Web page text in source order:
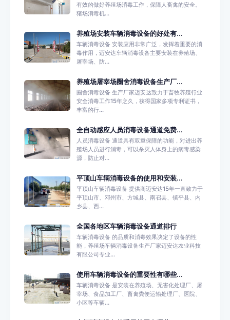
有效的做好养殖场消毒工作，保障人畜禽的安全。
猪场消毒机...
养殖场安装车辆消毒设备的好处有...
车辆消毒设备 安装应用非常广泛，发挥着重要的消
毒作用，迈安达车辆消毒设备主要安装在养殖场、
屠宰场、防...
养殖场屠宰场圈舍消毒设备生产厂...
圈舍消毒设备 生产厂家迈安达致力于畜牧养殖行业
安全消毒工作15年之久，获得国家多项专利证书，
丰富的行...
全自动感应人员消毒设备通道免费...
人员消毒设备 通道具有双重保障的功能，对进出养
殖场人员进行消毒，可以杀灭人体身上的病毒感染
源，防止对...
平顶山车辆消毒设备的使用和安装...
平顶山车辆消毒设备 提供商迈安达15年一直致力于
平顶山市、邓州市、方城县、南召县、镇平县、内
乡县、西...
全国各地区车辆消毒设备通道排行
车辆消毒设备 的品质和消毒效果决定了设备的性
能，养殖场车辆消毒设备生产厂家迈安达农业科技
有限公司专业...
使用车辆消毒设备的重要性有哪些...
车辆消毒设备 是安装在养殖场、无害化处理厂、屠
宰场、食品加工厂、畜禽粪便运输处理厂、医院、
小区等车辆...